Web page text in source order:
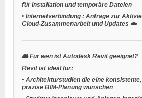
für Installation und temporäre Dateien
• Internetverbindung : Anfrage zur
Cloud-Zusammenarbeit und Updates ☁️
👥Für wen ist Autodesk Revit geeignet?
Revit ist ideal für:
• Architekturstudien die eine
präzise BIM-Planung wünschen